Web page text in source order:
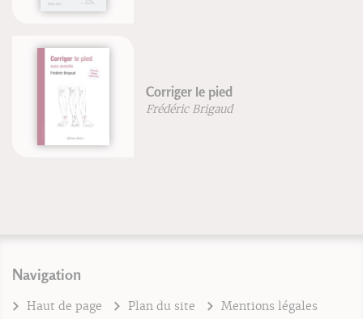
Corriger le pied
Frédéric Brigaud
Navigation
Haut de page Plan du site
Mentions légales